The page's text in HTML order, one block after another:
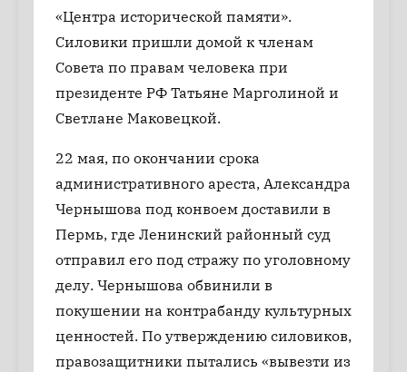
«Центра исторической памяти».
Силовики пришли домой к членам
Совета по правам человека при
президенте РФ Татьяне Марголиной и
Светлане Маковецкой.
22 мая, по окончании срока
административного ареста, Александра
Чернышова под конвоем доставили в
Пермь, где Ленинский районный суд
отправил его под стражу по уголовному
делу. Чернышова обвинили в
покушении на контрабанду культурных
ценностей. По утверждению силовиков,
правозащитники пытались «вывезти из